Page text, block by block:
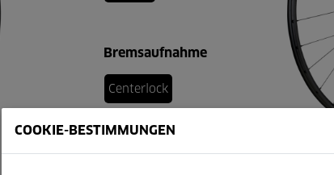
COOKIE-BESTIMMUNGEN
Bremsaufnahme
Centerlock